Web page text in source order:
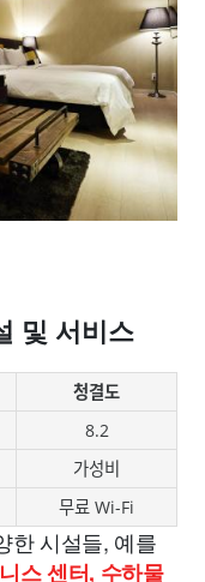
및 서비스
청결도
8.2
가성비
무료 Wi-Fi
한 시설들, 예를
스 센터, 수하물